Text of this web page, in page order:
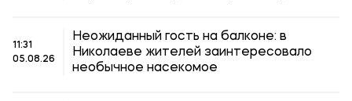
11:31
05.08.26
Неожиданный гость на балконе: в
Николаеве жителей заинтересовало
необычное насекомое